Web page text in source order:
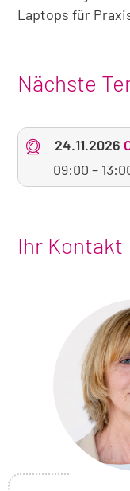
Laptops für
Nächste
24.11.2026
09:00–
Ihr Kontakt